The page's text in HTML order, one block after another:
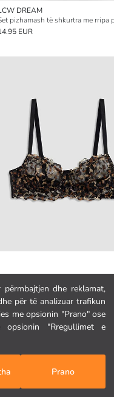
dhe reklamat,
për të analizuar trafikun
me opsionin "Prano" ose
"Rregullimet e
Prano
DREAM
EUR
EUR